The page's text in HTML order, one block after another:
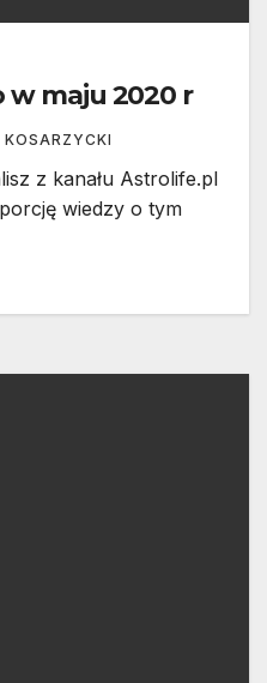
w maju 2020 r
KOSARZYCKI
z kanału Astrolife.pl
wiedzy o tym